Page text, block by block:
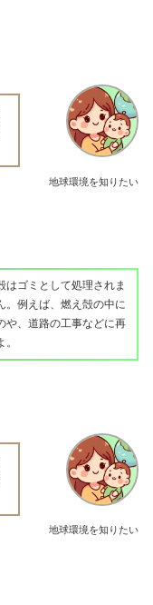
地球環境を知りたい
はゴミとして処理されま
。例えば、燃え殻の中に
や、道路の工事などに再
地球環境を知りたい